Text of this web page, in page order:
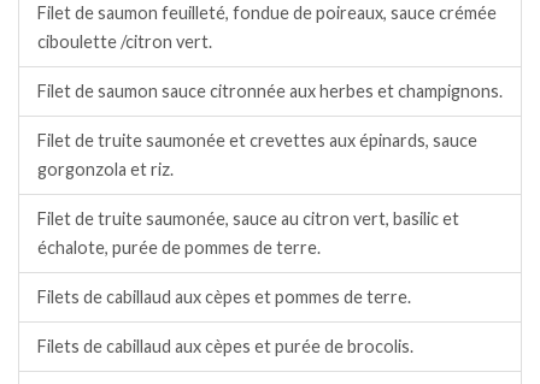
Filet de saumon feuilleté, fondue de poireaux, sauce crémée
ciboulette /citron vert.
Filet de saumon sauce citronnée aux herbes et champignons.
Filet de truite saumonée et crevettes aux épinards, sauce
gorgonzola et riz.
Filet de truite saumonée, sauce au citron vert, basilic et
échalote, purée de pommes de terre.
Filets de cabillaud aux cèpes et pommes de terre.
Filets de cabillaud aux cèpes et purée de brocolis.